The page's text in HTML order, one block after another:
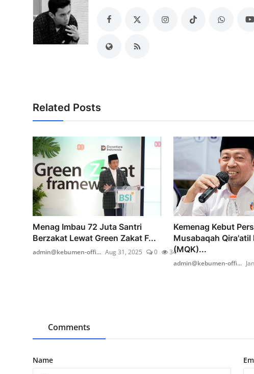
Related Posts
Menag Imbau 72 Juta Santri
Berzakat Lewat Green Zakat F...
admin@kebumen-offi... Aug 31, 2025 0 34
Kemenag Kebut
Musabaqah Qira'atil
(MQK)...
admin@kebumen-offi...
Comments
Name